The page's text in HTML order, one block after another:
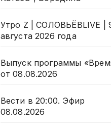
Утро Z | СОЛОВЬЁВLIVE |
августа 2026 года
Выпуск программы
от 08.08.2026
Вести в 20:00. Эфир
08.08.2026